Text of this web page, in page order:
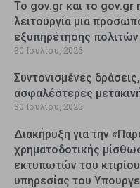
Το gov.gr και το
λειτουργία μια
εξυπηρέτησης
30 Ιουλίου, 2026
Συντονισμένες
ασφαλέστερες
30 Ιουλίου, 2026
Διακήρυξη για την
χρηματοδοτικής
εκτυπωτών του κτιρίου
υπηρεσίας του